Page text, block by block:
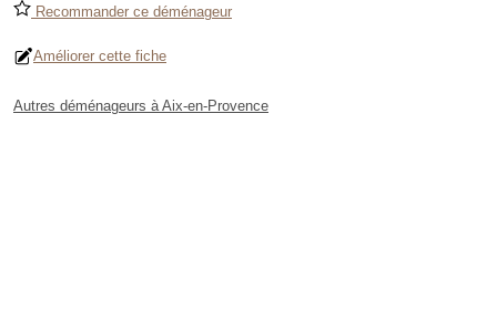
Recommander ce déménageur
Améliorer cette fiche
Autres déménageurs à Aix-en-Provence